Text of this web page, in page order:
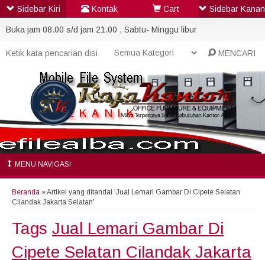
Buka jam 08.00 s/d jam 21.00 , Sabtu- Minggu libur
MENCARI
MENU NAVIGASI
Beranda »Artikel yang ditandai 'Jual Lemari Gambar Di Cipete Selatan
Cilandak Jakarta Selatan'
Tags Jual Lemari Gambar Di
Cipete Selatan Cilandak Jakarta
Sidebar Kiri Kontak Cart Sidebar Kanan